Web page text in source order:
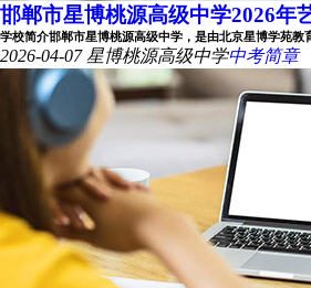
邯郸市星博桃源高级中学2026年
学校简介邯郸市星博桃源高级中学，是由北京星博学苑
2026-04-07 星博桃源高级中学中考简章